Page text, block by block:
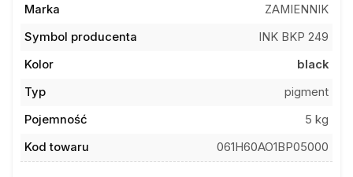
Marka
ZAMIENNIK
Symbol producenta
INK BKP 249
Kolor
black
Typ
pigment
Pojemność
5 kg
Kod towaru
061H60AO1BP05000